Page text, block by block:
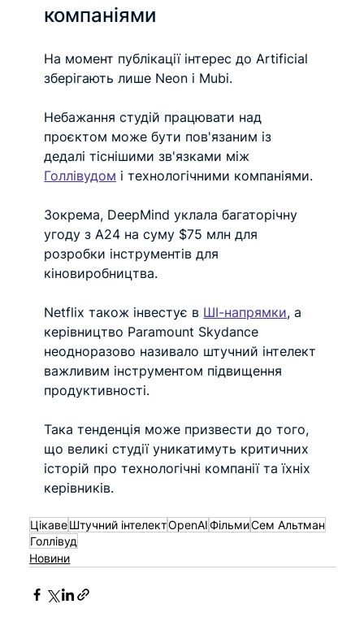
компаніями
На момент публікації інтерес до Artificial
зберігають лише Neon і Mubi.
Небажання студій працювати над
проєктом може бути пов'язаним із
дедалі тіснішими зв'язками між
Голлівудом і технологічними компаніями.
Зокрема, DeepMind уклала багаторічну
угоду з A24 на суму $75 млн для
розробки інструментів для
кіновиробництва.
Netflix також інвестує в ШІ-напрямки, а
керівництво Paramount Skydance
неодноразово називало штучний інтелект
важливим інструментом підвищення
продуктивності.
Така тенденція може призвести до того,
що великі студії уникатимуть критичних
історій про технологічні компанії та їхніх
керівників.
ЦікавеШтучний інтелектOpenAIФільмиСем Альтман
Голлівуд
Новини